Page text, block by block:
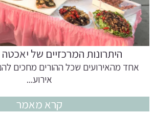
היתרונות המרכזיים של
אחד מהאירועים שכל ההורים מחכים
אירוע...
קרא מאמר